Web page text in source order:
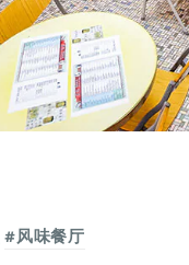
#风味餐厅